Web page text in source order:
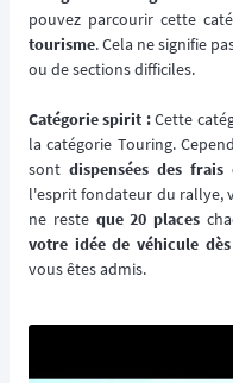
pouvez parcourir cette
tourisme. Cela ne signifie
ou de sections difficiles.
Catégorie spirit :Cette
la catégorie Touring.
sont dispensées des
l'esprit fondateur du rallye,
ne reste que 20 places
votre idée de véhicule
vous êtes admis.